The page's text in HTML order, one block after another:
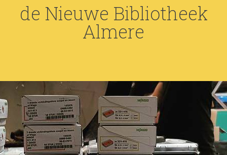
de Nieuwe Bibliotheek
Almere